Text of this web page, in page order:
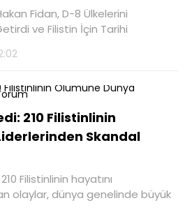
Fidan, D-8 Ülkelerini
ve Filistin İçin Tarihi
210 Filistinlinin
Skandal
Filistinlinin hayatını
olaylar, dünya genelinde büyük